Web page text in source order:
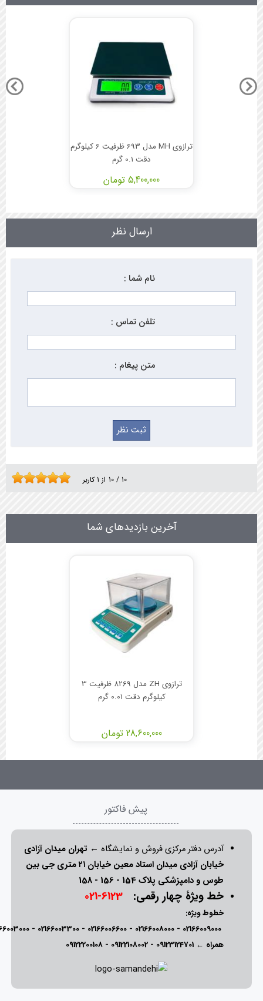
ترازوی MH مدل 693 ظرفیت 6 کیلوگرم
دقت 0.1 گرم
5,400,000 تومان
ارسال نظر
نام شما :
تلفن تماس :
متن پیغام :
10 / 10 از 1کاربر
آخرین بازدیدهای شما
ترازوی ZH مدل 8269 ظرفیت 3
کیلوگرم دقت 0.01 گرم
28,600,000 تومان
پیش فاکتور
آدرس دفتر مرکزی فروش و نمایشگاه ← تهران میدان آزادی
خیابان آزادی میدان استاد معین خیابان ۲۱ متری جی بین
طوس و دامپزشکی پلاک 154 - 156 - 158
خط ویژۀ چهار رقمی:6123-021
خطوط ویژه:
02166009000
-
02166008000
-
02166006600
-
02166003300
-
همراه ← 09123124701
-
09122108002
-
09122200108